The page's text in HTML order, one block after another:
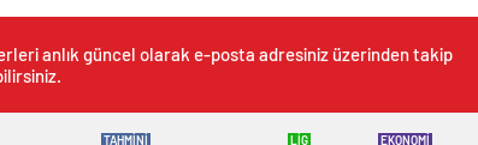
anlık güncel olarak e-posta adresiniz üzerinden takip
TAHMİNİ LİG EKONOMİ